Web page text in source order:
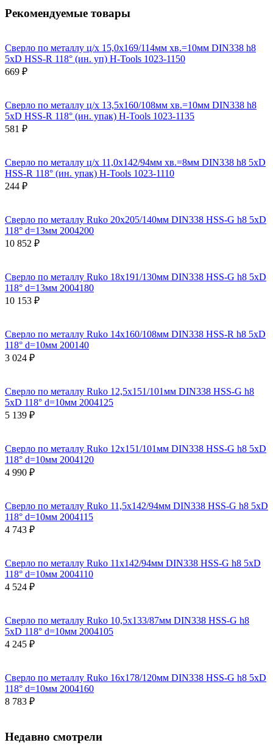
Рекомендуемые товары
Сверло по металлу ц/х 15,0x169/114мм хв.=10мм DIN338 h8
5xD HSS-R 118° (ин. уп) H-Tools 1023-1150
669 ₽
Сверло по металлу ц/х 13,5x160/108мм хв.=10мм DIN338 h8
5xD HSS-R 118° (ин. упак) H-Tools 1023-1135
581 ₽
Сверло по металлу ц/х 11,0x142/94мм хв.=8мм DIN338 h8 5xD
HSS-R 118° (ин. упак) H-Tools 1023-1110
244 ₽
Сверло по металлу Ruko 20x205/140мм DIN338 HSS-G h8 5xD
118° d=13мм 2004200
10 852 ₽
Сверло по металлу Ruko 18x191/130мм DIN338 HSS-G h8 5xD
118° d=13мм 2004180
10 153 ₽
Сверло по металлу Ruko 14x160/108мм DIN338 HSS-R h8 5xD
118° d=10мм 200140
3 024 ₽
Сверло по металлу Ruko 12,5x151/101мм DIN338 HSS-G h8
5xD 118° d=10мм 2004125
5 139 ₽
Сверло по металлу Ruko 12x151/101мм DIN338 HSS-G h8 5xD
118° d=10мм 2004120
4 990 ₽
Сверло по металлу Ruko 11,5x142/94мм DIN338 HSS-G h8 5xD
118° d=10мм 2004115
4 743 ₽
Сверло по металлу Ruko 11x142/94мм DIN338 HSS-G h8 5xD
118° d=10мм 2004110
4 524 ₽
Сверло по металлу Ruko 10,5x133/87мм DIN338 HSS-G h8
5xD 118° d=10мм 2004105
4 245 ₽
Сверло по металлу Ruko 16x178/120мм DIN338 HSS-G h8 5xD
118° d=10мм 2004160
8 783 ₽
Недавно смотрели